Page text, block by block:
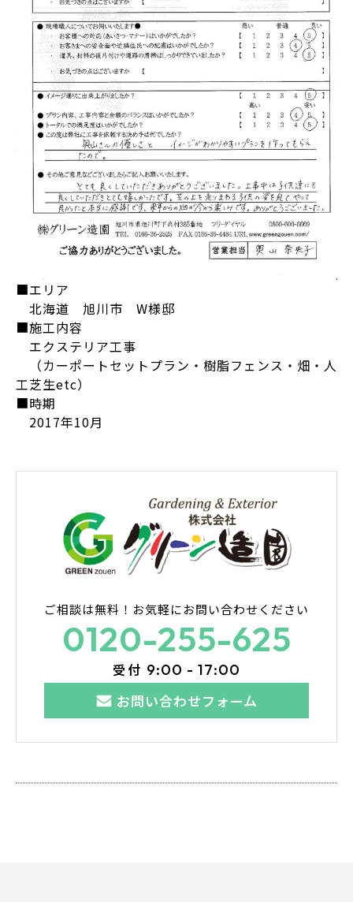
■エリア
北海道 旭川市 W様邸
■施工内容
エクステリア工事
（カーポートセットプラン・樹脂フェンス・畑・人
工芝生etc）
■時期
2017年10月
ご相談は無料！ お気軽にお問い合わせください
0120-255-625
受付 9:00 - 17:00
お問い合わせフォーム